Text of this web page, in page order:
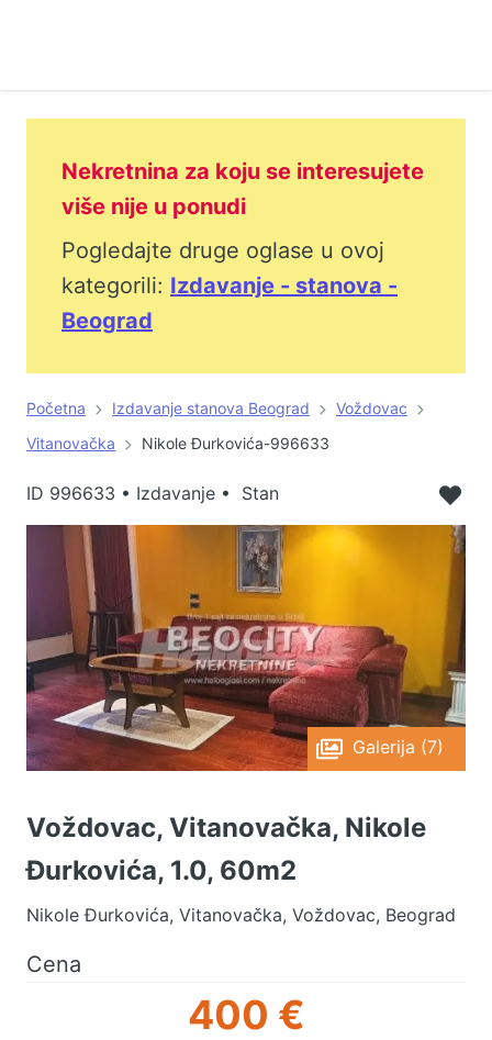
Nekretnina za koju se interesujete
više nije u ponudi
Pogledajte druge oglase u ovoj
kategorili: Izdavanje - stanova -
Beograd
Početna Izdavanje stanova Beograd
Voždovac
Vitanovačka
Nikole Đurkovića-996633
ID 996633 • Izdavanje • Stan
Galerija (7)
Voždovac, Vitanovačka, Nikole
Đurkovića, 1.0, 60m2
Nikole Đurkovića, Vitanovačka, Voždovac, Beograd
Cena
400 €